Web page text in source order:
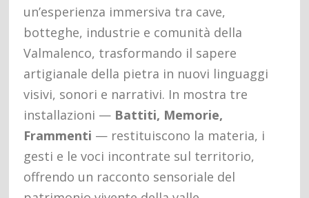
un’esperienza immersiva tra cave,
botteghe, industrie e comunità della
Valmalenco, trasformando il sapere
artigianale della pietra in nuovi linguaggi
visivi, sonori e narrativi. In mostra tre
installazioni — Battiti, Memorie,
Frammenti — restituiscono la materia, i
gesti e le voci incontrate sul territorio,
offrendo un racconto sensoriale del